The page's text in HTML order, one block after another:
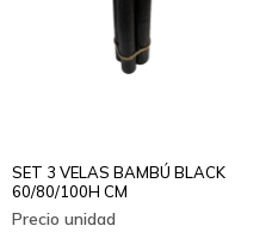
SET 3 VELAS BAMBÚ BLACK
60/80/100H CM